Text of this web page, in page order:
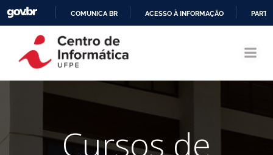
CONTEÚDO
COMUNICA BR ACESSO À INFORMAÇÃO
Cursos de